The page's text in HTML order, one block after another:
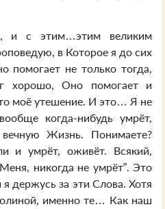
и с этим…этим великим
в Которое я до сих
помогает не только тогда,
хорошо, Оно помогает и
моё утешение. И это… Я не
когда-нибудь умрёт,
Жизнь. Понимаете?
и умрёт, оживёт. Всякий,
никогда не умрёт”. Это
я держусь за эти Слова. Хотя
именно те… Как наш